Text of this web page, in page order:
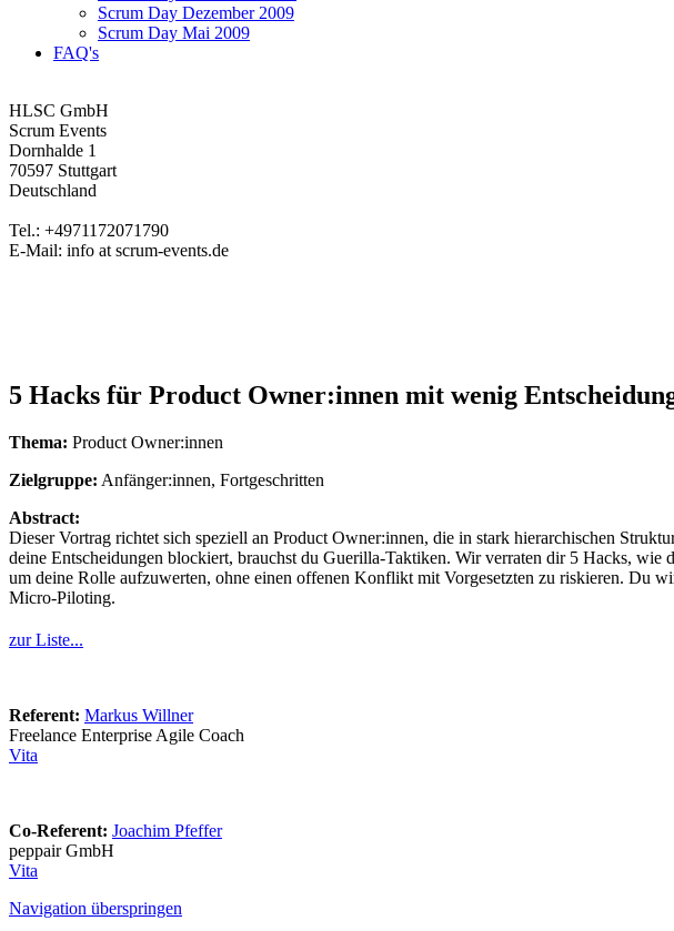
Scrum Day Dezember 2009
Scrum Day Mai 2009
FAQ's
HLSC GmbH
Scrum Events
Dornhalde 1
70597 Stuttgart
Deutschland
Tel.: +4971172071790
E-Mail: info at scrum-events.de
5 Hacks für Product Owner:innen mit wenig
Thema: Product Owner:innen
Zielgruppe: Anfänger:innen, Fortgeschritten
Abstract:
Dieser Vortrag richtet sich speziell an Product Owner:innen, die in stark hierarchischen
deine Entscheidungen blockiert, brauchst du Guerilla-Taktiken. Wir verraten dir 5 Hacks,
um deine Rolle aufzuwerten, ohne einen offenen Konflikt mit Vorgesetzten zu riskieren. Du
Micro-Piloting.
zur Liste...
Referent: Markus Willner
Freelance Enterprise Agile Coach
Vita
Co-Referent: Joachim Pfeffer
peppair GmbH
Vita
Navigation überspringen